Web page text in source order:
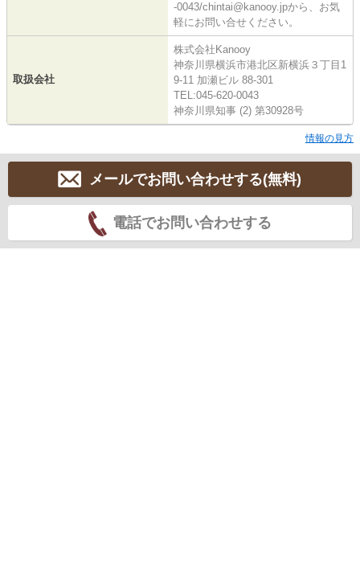
-0043/chintai@kanooy.jpから、お気
軽にお問い合せください。
取扱会社
株式会社Kanooy
神奈川県横浜市港北区新横浜３丁目1
9-11 加瀬ビル 88-301
TEL:045-620-0043
神奈川県知事 (2) 第30928号
情報の見方
メールでお問い合わせする(無料)
電話でお問い合わせする